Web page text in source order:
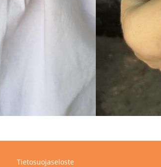
Tietosuojaseloste